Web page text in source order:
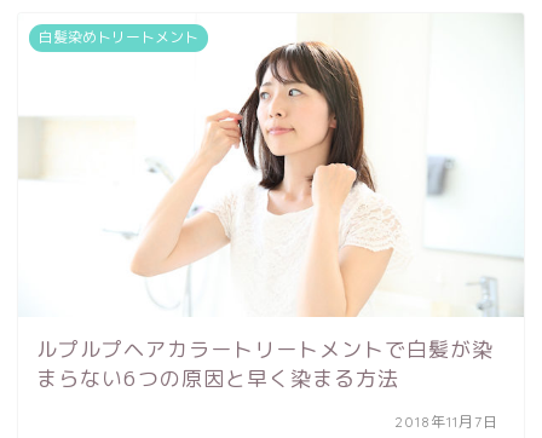
白髪染めトリートメント
ルプルプヘアカラートリートメントで白髪が染
まらない6つの原因と早く染まる方法
2018年11月7日